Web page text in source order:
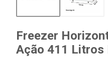
Freezer
Ação 411 Litros